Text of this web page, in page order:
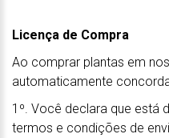
Licença de Compra
Ao comprar plantas em
automaticamente
1º. Você declara que
termos e condições de